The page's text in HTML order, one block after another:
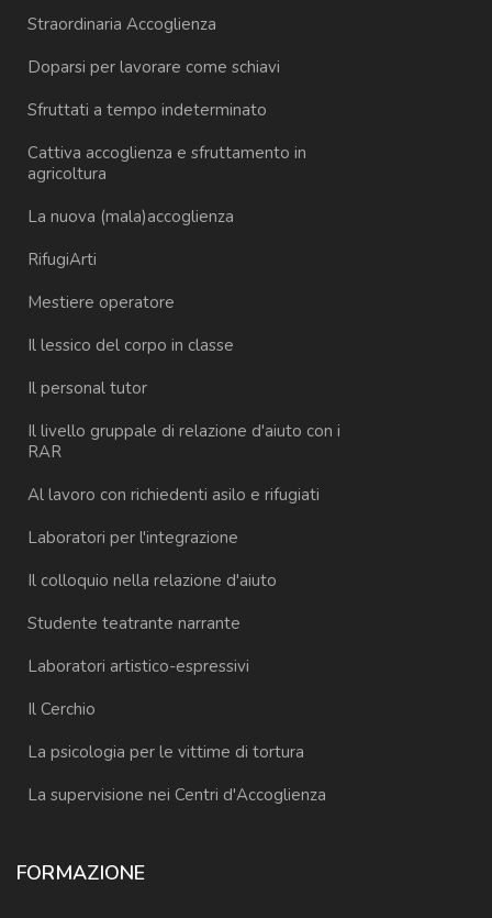
Straordinaria Accoglienza
Doparsi per lavorare come schiavi
Sfruttati a tempo indeterminato
Cattiva accoglienza e sfruttamento in
agricoltura
La nuova (mala)accoglienza
RifugiArti
Mestiere operatore
Il lessico del corpo in classe
Il personal tutor
Il livello gruppale di relazione d'aiuto con i
RAR
Al lavoro con richiedenti asilo e rifugiati
Laboratori per l'integrazione
Il colloquio nella relazione d'aiuto
Studente teatrante narrante
Laboratori artistico-espressivi
Il Cerchio
La psicologia per le vittime di tortura
La supervisione nei Centri d'Accoglienza
FORMAZIONE